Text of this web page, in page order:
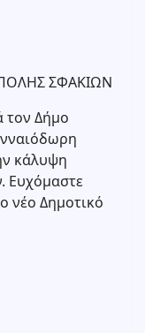
ΣΦΑΚΙΩΝ
τον Δήμο
κάλυψη
Ευχόμαστε
νέο Δημοτικό